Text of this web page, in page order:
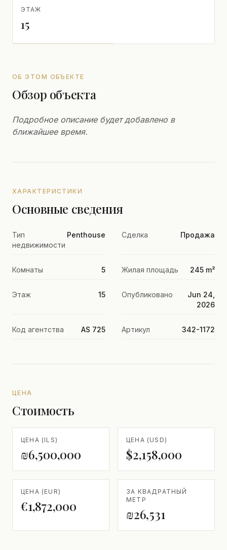
ЭТАЖ
15
ОБ ЭТОМ ОБЪЕКТЕ
Обзор объекта
Подробное описание будет добавлено в
ближайшее время.
ХАРАКТЕРИСТИКИ
Основные сведения
Тип
недвижимости
Penthouse Сделка Продажа
Комнаты 5 Жилая площадь 245 m²
Этаж 15 Опубликовано
Jun 24,
2026
Код агентства AS 725 Артикул 342-1172
ЦЕНА
Стоимость
ЦЕНА (ILS)
₪6,500,000
ЦЕНА (USD)
$2,158,000
ЦЕНА (EUR)
€1,872,000
ЗА КВАДРАТНЫЙ
МЕТР
₪26,531